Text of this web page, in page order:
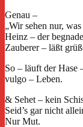
Genau –
„Wir sehen nur,
Heinz – der
Zauberer – läßt
So – läuft der Hase
vulgo – Leben.
& Sehet – kein
Seid’s gar nicht
Nur Mut.